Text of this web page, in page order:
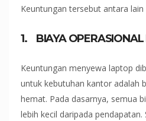
Keuntungan tersebut antara lain
1. BIAYA
Keuntungan menyewa laptop
untuk kebutuhan kantor adalah
hemat. Pada dasarnya, semua
lebih kecil daripada pendapatan.